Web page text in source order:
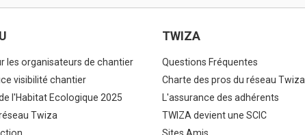
les organisateurs de chantier
visibilité chantier
l'Habitat Ecologique 2025
Twiza
TWIZA
Questions Fréquentes
Charte des pros du réseau Twiza
L'assurance des adhérents
TWIZA devient une SCIC